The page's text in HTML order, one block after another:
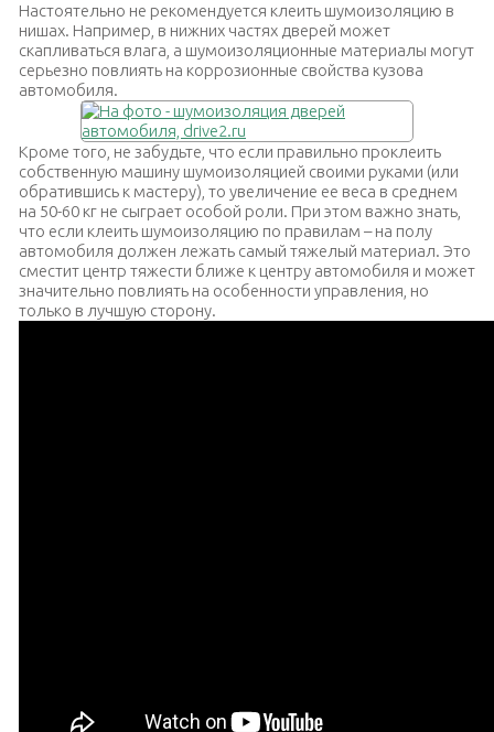
Настоятельно не рекомендуется клеить шумоизоляцию в
нишах. Например, в нижних частях дверей может
скапливаться влага, а шумоизоляционные материалы могут
серьезно повлиять на коррозионные свойства кузова
автомобиля.
Кроме того, не забудьте, что если правильно проклеить
собственную машину шумоизоляцией своими руками (или
обратившись к мастеру), то увеличение ее веса в среднем
на 50-60 кг не сыграет особой роли. При этом важно знать,
что если клеить шумоизоляцию по правилам – на полу
автомобиля должен лежать самый тяжелый материал. Это
сместит центр тяжести ближе к центру автомобиля и может
значительно повлиять на особенности управления, но
только в лучшую сторону.